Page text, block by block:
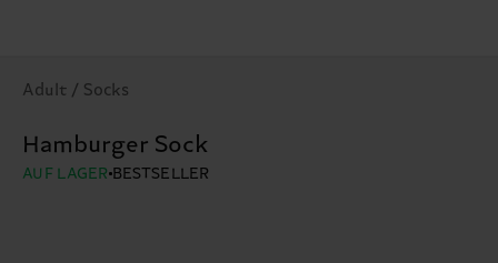
Adult / Socks
Hamburger Sock
AUF LAGER BESTSELLER